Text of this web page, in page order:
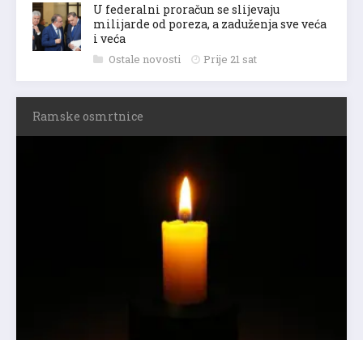
U federalni proračun se slijevaju
milijarde od poreza, a zaduženja sve veća
i veća
Ostale novosti Prije 21 sat
Ramske osmrtnice